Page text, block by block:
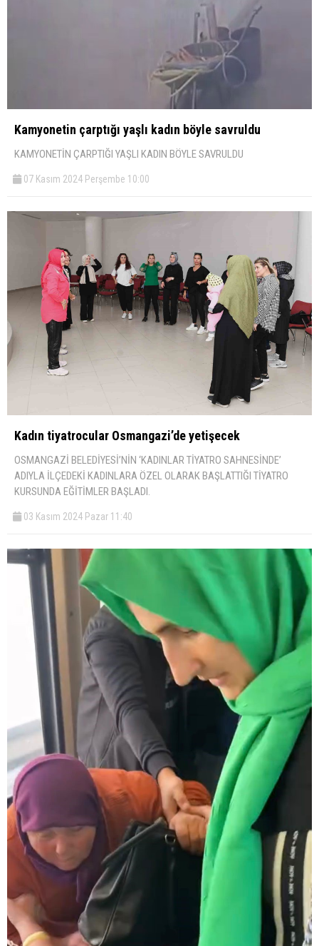
Kamyonetin çarptığı yaşlı kadın böyle savruldu
KAMYONETİN ÇARPTIĞI YAŞLI KADIN BÖYLE SAVRULDU
07 Kasım 2024 Perşembe 10:00
Kadın tiyatrocular Osmangazi’de yetişecek
OSMANGAZİ BELEDİYESİ’NİN ‘KADINLAR TİYATRO SAHNESİNDE’
ADIYLA İLÇEDEKİ KADINLARA ÖZEL OLARAK BAŞLATTIĞI TİYATRO
KURSUNDA EĞİTİMLER BAŞLADI.
03 Kasım 2024 Pazar 11:40